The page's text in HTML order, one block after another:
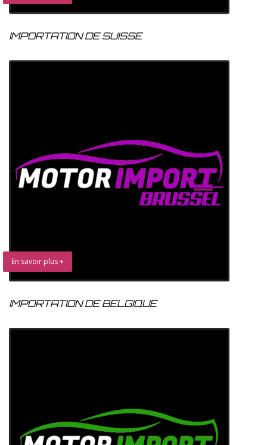
IMPORTATION DE SUISSE
En savoir plus +
IMPORTATION DE BELGIQUE